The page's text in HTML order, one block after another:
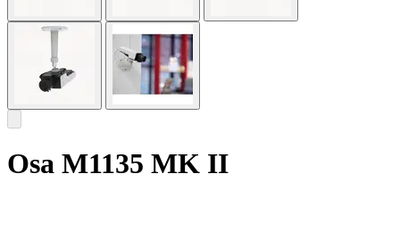
Osa M1135 MK II